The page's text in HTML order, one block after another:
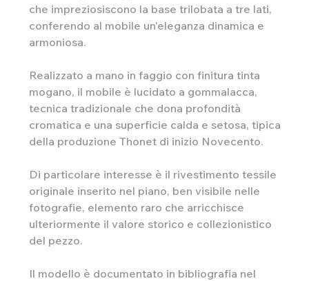
che impreziosiscono la base trilobata a tre lati,
conferendo al mobile un'eleganza dinamica e
armoniosa.
Realizzato a mano in faggio con finitura tinta
mogano, il mobile è lucidato a gommalacca,
tecnica tradizionale che dona profondità
cromatica e una superficie calda e setosa, tipica
della produzione Thonet di inizio Novecento.
Di particolare interesse è il rivestimento tessile
originale inserito nel piano, ben visibile nelle
fotografie, elemento raro che arricchisce
ulteriormente il valore storico e collezionistico
del pezzo.
Il modello è documentato in bibliografia nel